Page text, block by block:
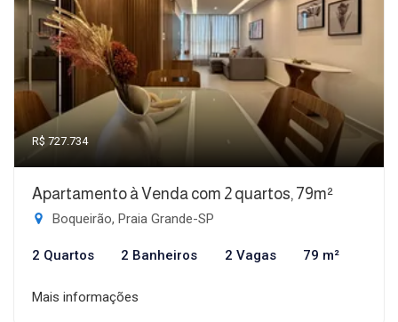
R$ 727.734
Apartamento à Venda com 2 quartos, 79m²
Boqueirão, Praia Grande-SP
2 Quartos 2 Banheiros 2 Vagas 79 m²
Mais informações